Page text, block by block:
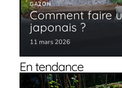
GAZON
Comment faire
japonais ?
11 mars 2026
En tendance